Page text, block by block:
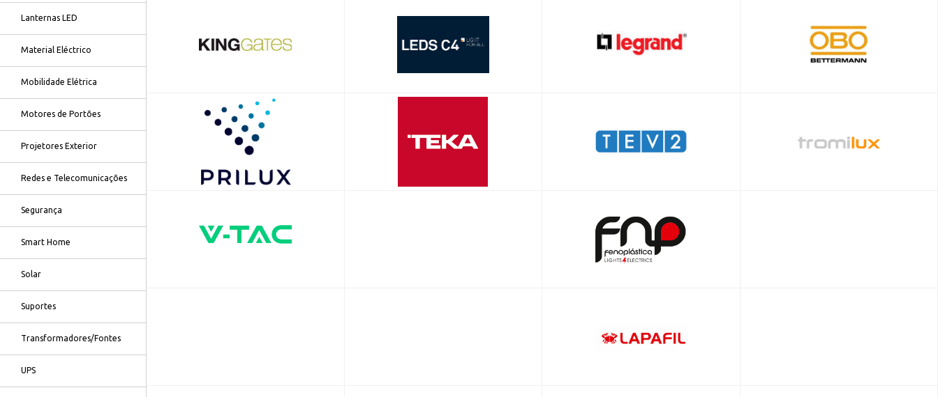
Lanternas LED
Material Eléctrico
Mobilidade Elétrica
Motores de Portões
Projetores Exterior
Redes e Telecomunicações
Segurança
Smart Home
Solar
Suportes
Transformadores/Fontes
UPS